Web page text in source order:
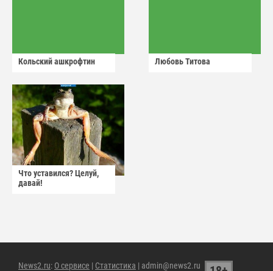
Кольский ашкрофтин Любовь Титова
Что уставился? Целуй,
давай!
News2.ru: О сервисе | Статистика | admin@news2.ru